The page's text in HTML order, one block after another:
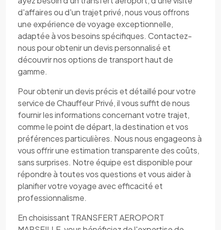
d'affaires ou d'un trajet privé, nous vous offrons
une expérience de voyage exceptionnelle,
adaptée à vos besoins spécifiques. Contactez-
nous pour obtenir un devis personnalisé et
découvrir nos options de transport haut de
gamme.
Pour obtenir un devis précis et détaillé pour votre
service de Chauffeur Privé, il vous suffit de nous
fournir les informations concernant votre trajet,
comme le point de départ, la destination et vos
préférences particulières. Nous nous engageons à
vous offrir une estimation transparente des coûts,
sans surprises. Notre équipe est disponible pour
répondre à toutes vos questions et vous aider à
planifier votre voyage avec efficacité et
professionnalisme.
En choisissant TRANSFERT AEROPORT